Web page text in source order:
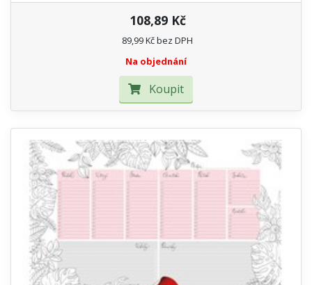
108,89 Kč
89,99 Kč bez DPH
Na objednání
Koupit